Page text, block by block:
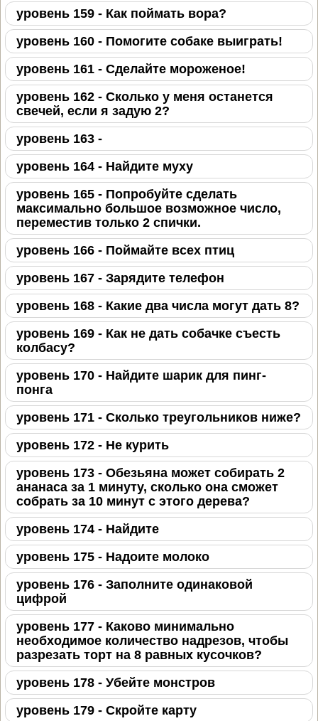
уровень 159 - Как поймать вора?
уровень 160 - Помогите собаке выиграть!
уровень 161 - Сделайте мороженое!
уровень 162 - Сколько у меня останется
свечей, если я задую 2?
уровень 163 -
уровень 164 - Найдите муху
уровень 165 - Попробуйте сделать
максимально большое возможное число,
переместив только 2 спички.
уровень 166 - Поймайте всех птиц
уровень 167 - Зарядите телефон
уровень 168 - Какие два числа могут дать 8?
уровень 169 - Как не дать собачке съесть
колбасу?
уровень 170 - Найдите шарик для пинг-
понга
уровень 171 - Сколько треугольников ниже?
уровень 172 - Не курить
уровень 173 - Обезьяна может собирать 2
ананаса за 1 минуту, сколько она сможет
собрать за 10 минут с этого дерева?
уровень 174 - Найдите
уровень 175 - Надоите молоко
уровень 176 - Заполните одинаковой
цифрой
уровень 177 - Каково минимально
необходимое количество надрезов, чтобы
разрезать торт на 8 равных кусочков?
уровень 178 - Убейте монстров
уровень 179 - Скройте карту